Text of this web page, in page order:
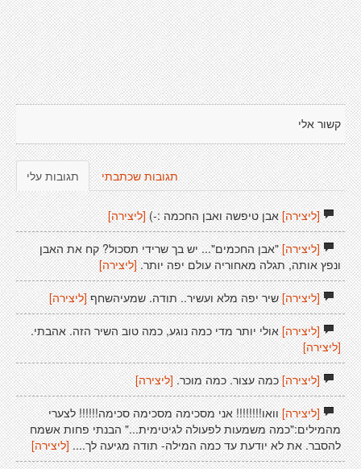
קשור אלי
תגובות עלי תגובות שכתבתי
[ליצירה]אבן טיפשה ואבן החכמה :-) [ליצירה]
[ליצירה]"אבן החכמים"... יש בך שרידי תסכול? קח את האבן
ונפץ אותה, תגלה מאחוריה עולם יפה יותר. [ליצירה]
[ליצירה]שיר יפה מלא ועשיר.. תודה. שמעיהשחף [ליצירה]
[ליצירה]אולי יותר מדי כמה נוגע, כמה טוב השיר הזה. אהבתי.
[ליצירה]
[ליצירה]כמה עצור. כמה מוכר. [ליצירה]
[ליצירה]וואו!!!!!!!! אני מסכימה מסכימה סכימה!!!!!! לצערי
מהמילים:"כמה משמעות לפעולה לגיטימית..." הבנתי פחות אשמח
להסבר. את לא יודעת עד כמה המילה- תודה מגיעה לך.... [ליצירה]